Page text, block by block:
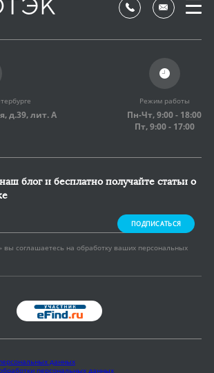
д.39,лит. А
Режим работы
Пн-Чт, 9:00 - 18:00
Пт, 9:00 - 17:00
блог и бесплатно получайте статьи о
ПОДПИСАТЬСЯ
вы соглашаетесь на обработку ваших персональных
данных
персональных данных